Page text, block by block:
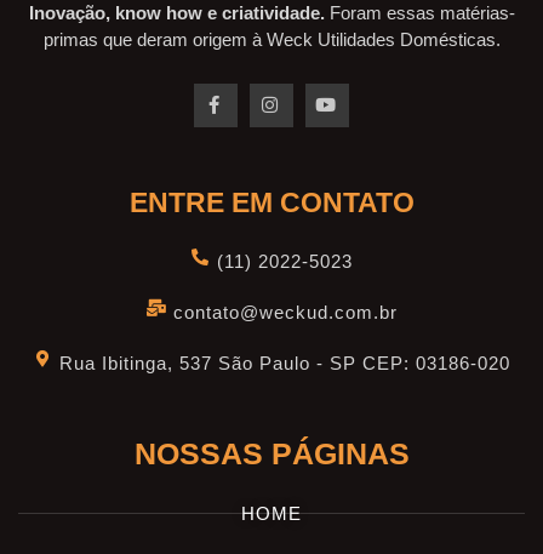
Inovação, know how e criatividade. Foram essas matérias-
primas que deram origem à Weck Utilidades Domésticas.
ENTRE EM CONTATO
(11) 2022-5023
contato@weckud.com.br
Rua Ibitinga, 537 São Paulo - SP CEP: 03186-020
NOSSAS PÁGINAS
HOME